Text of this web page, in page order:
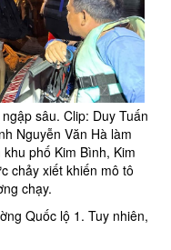
sâu. Clip: Duy Tuấn
Nguyễn Văn Hà làm
phố Kim Bình, Kim
chảy xiết khiến mô tô
chạy.
Quốc lộ 1. Tuy nhiên,